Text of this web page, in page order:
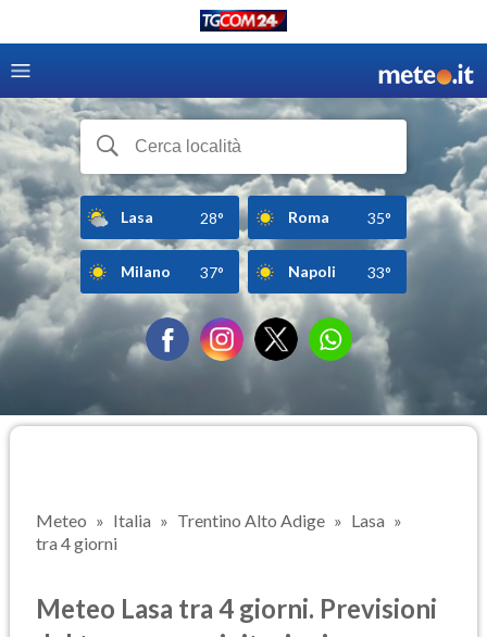
Lasa 28° Roma 35°
Milano 37° Napoli 33°
Meteo Italia Trentino Alto Adige
Lasa
tra 4 giorni
Meteo Lasa tra 4 giorni. Previsioni